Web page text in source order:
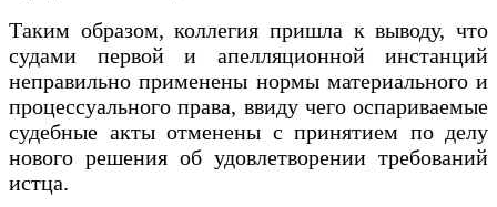
Таким образом, коллегия пришла к выводу, что
судами первой и апелляционной инстанций
неправильно применены нормы материального и
процессуального права, ввиду чего оспариваемые
судебные акты отменены с принятием по делу
нового решения об удовлетворении требований
истца.